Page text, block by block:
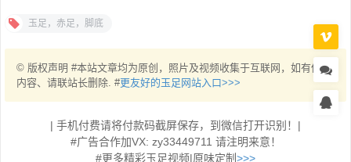
玉足，赤足，脚底
© 版权声明 #本站文章均为原创，照片及视频收集于互联网，如有侵权
内容、请联站长删除. #更友好的玉足网站入口>>>
| 手机付费请将付款码截屏保存，到微信打开识别！|
#广告合作加VX: zy33449711 请注明来意！
#更多精彩玉足视频|原味定制>>>